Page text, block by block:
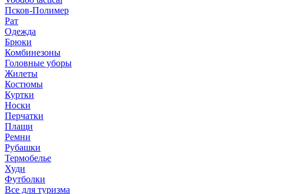
Псков-Полимер
Рат
Одежда
Брюки
Комбинезоны
Головные уборы
Жилеты
Костюмы
Куртки
Носки
Перчатки
Плащи
Ремни
Рубашки
Термобелье
Худи
Футболки
Все для туризма